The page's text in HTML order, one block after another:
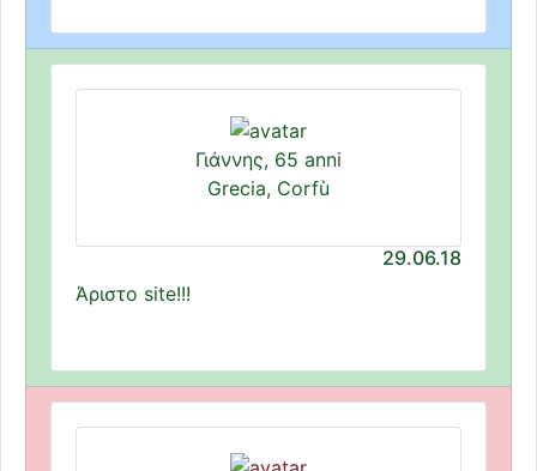
Γιάννης, 65 anni
Grecia, Corfù
29.06.18
Άριστο site!!!